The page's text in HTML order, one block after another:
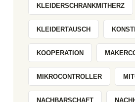
KLEIDERSCHRANKMITHERZ
KLEIDERTAUSCH
KOOPERATION
MIKROCONTROLLER
NACHBARSCHAFT